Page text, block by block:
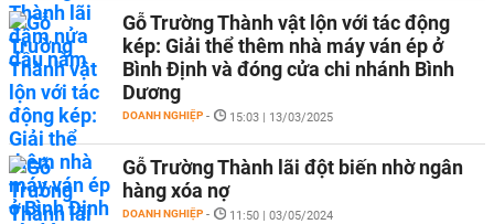
Gỗ Trường Thành vật lộn với tác động
kép: Giải thể thêm nhà máy ván ép ở
Bình Định và đóng cửa chi nhánh Bình
Dương
DOANH NGHIỆP - 15:03 | 13/03/2025
Gỗ Trường Thành lãi đột biến nhờ ngân
hàng xóa nợ
DOANH NGHIỆP - 11:50 | 03/05/2024